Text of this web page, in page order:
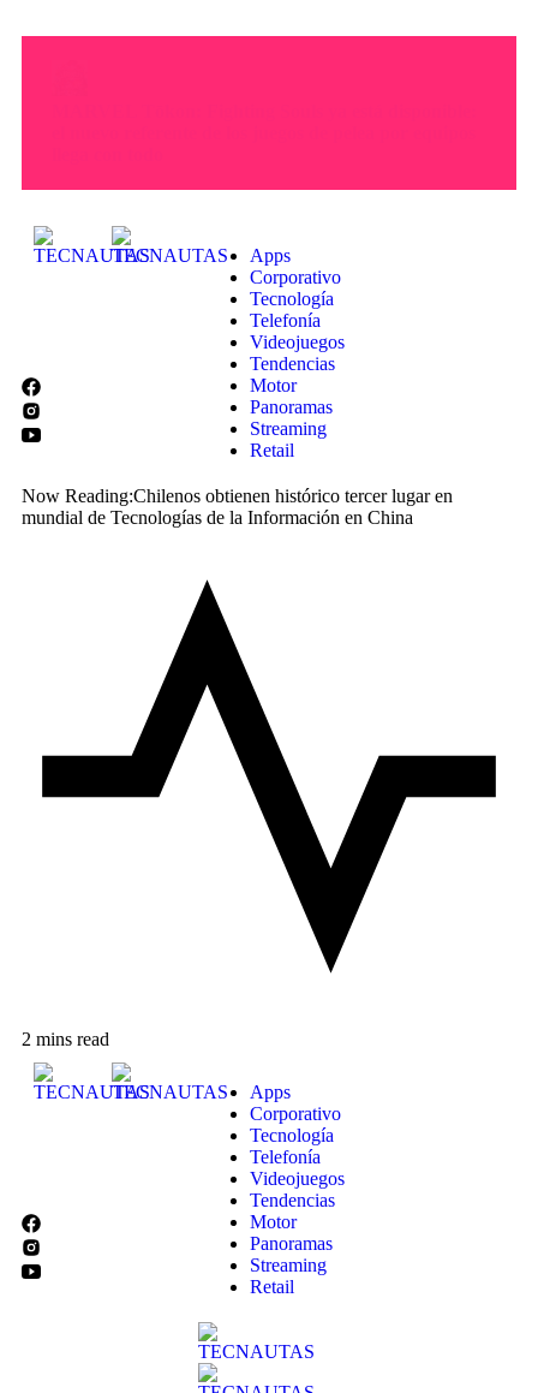
Apps
Corporativo
Tecnología
Telefonía
Videojuegos
Tendencias
Motor
Panoramas
Streaming
Retail
Now Reading:Chilenos obtienen histórico tercer lugar en
mundial de Tecnologías de la Información en China
2 mins read
Apps
Corporativo
Tecnología
Telefonía
Videojuegos
Tendencias
Motor
Panoramas
Streaming
Retail